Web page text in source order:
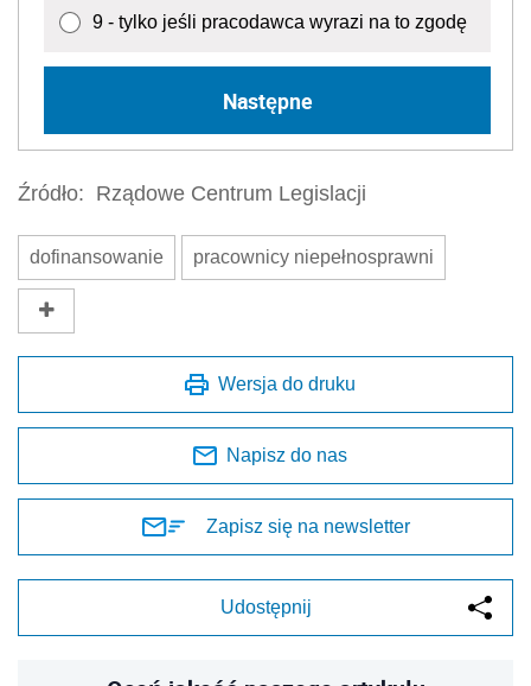
9 - tylko jeśli pracodawca wyrazi na to zgodę
Następne
Źródło: Rządowe Centrum Legislacji
dofinansowanie pracownicy niepełnosprawni
Wersja do druku
Napisz do nas
Zapisz się na newsletter
Udostępnij